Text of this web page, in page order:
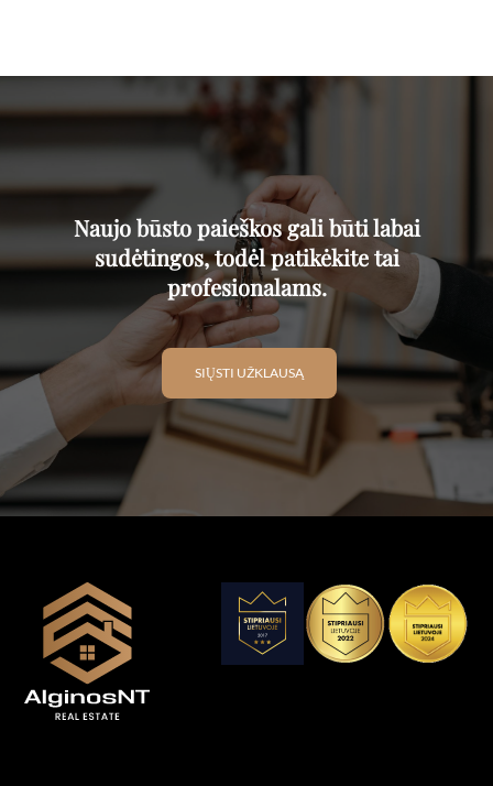
Naujo būsto paieškos gali būti labai
sudėtingos, todėl patikėkite tai
profesionalams.
SIŲSTI UŽKLAUSĄ